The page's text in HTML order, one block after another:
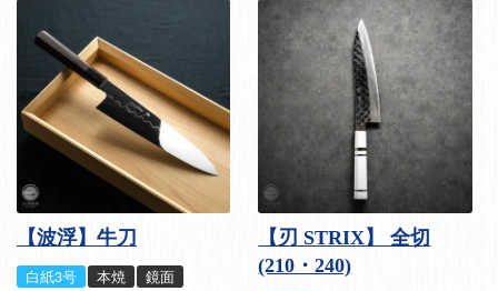
【波浮】牛刀
白紙3号 本焼 鏡面
【刃 STRIX】 全切
(210・240)